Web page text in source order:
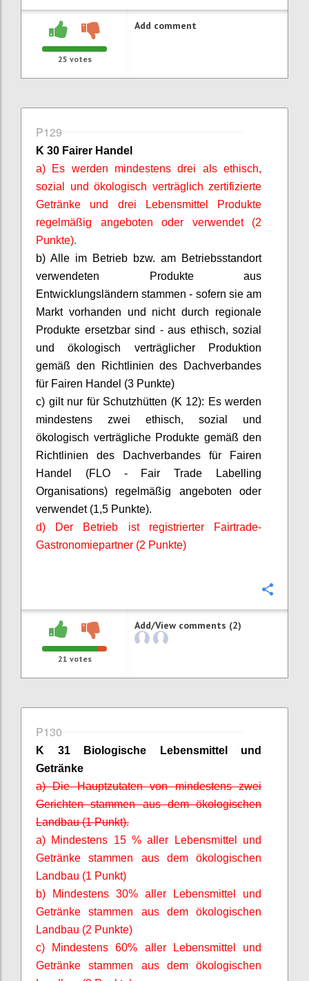
25 votes
Add comment
P129
K 30 Fairer Handel
a) Es werden mindestens drei als ethisch,
sozial und ökologisch verträglich zertifizierte
Getränke und drei Lebensmittel Produkte
regelmäßig angeboten oder verwendet (2
Punkte).
b) Alle im Betrieb bzw. am Betriebsstandort
verwendeten Produkte aus
Entwicklungsländern stammen - sofern sie am
Markt vorhanden und nicht durch regionale
Produkte ersetzbar sind - aus ethisch, sozial
und ökologisch verträglicher Produktion
gemäß den Richtlinien des Dachverbandes
für Fairen Handel (3 Punkte)
c) gilt nur für Schutzhütten (K 12): Es werden
mindestens zwei ethisch, sozial und
ökologisch verträgliche Produkte gemäß den
Richtlinien des Dachverbandes für Fairen
Handel (FLO - Fair Trade
Labelling
Organisations) regelmäßig angeboten oder
verwendet (1,5 Punkte).
d) Der Betrieb ist registrierter
Fairtrade-
Gastronomiepartner (2 Punkte)
21 votes
Add/View comments (2)
P130
K 31 Biologische Lebensmittel und
Getränke
a) Die Hauptzutaten von mindestens zwei
Gerichten stammen aus dem ökologischen
Landbau (1 Punkt).
a) Mindestens 15 % aller Lebensmittel und
Getränke stammen aus dem ökologischen
Landbau (1 Punkt)
b) Mindestens 30% aller Lebensmittel und
Getränke stammen aus dem ökologischen
Landbau (2 Punkte)
c) Mindestens 60% aller Lebensmittel und
Getränke stammen aus dem ökologischen